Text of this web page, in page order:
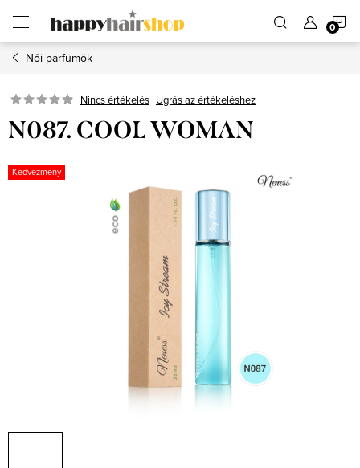
fő
tartalomhozNői parfümök
Nincs értékelés Ugrás az értékeléshez
N087. COOL WOMAN
Kedvezmény